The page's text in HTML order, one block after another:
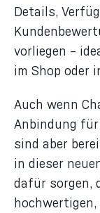
Details,
vorliegen –
im Shop oder
Auch wenn
Anbindung
sind aber
in dieser
dafür sorgen,